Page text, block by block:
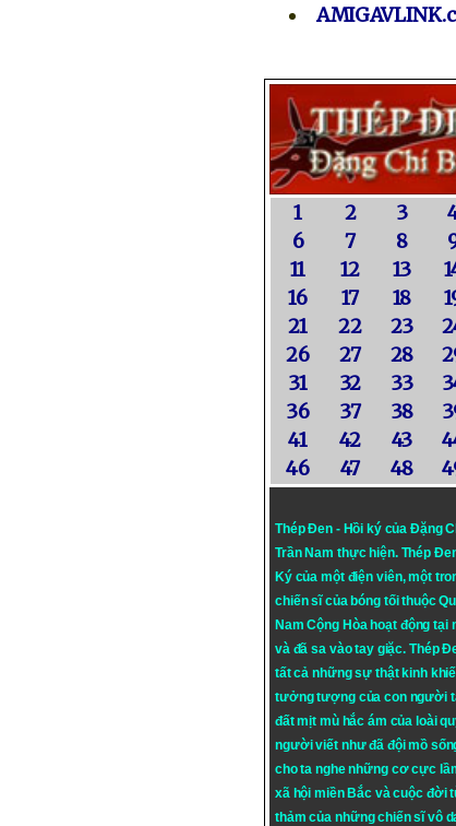
1 2 3
6
7 8
11
12 13
16
17 18
21
22 23
26
27 28
31
32 33
36
37 38
41
42 43
46
47 48
Thép Đen - Hồi ký của Đặng
Trần Nam thực hiện. Thép
Ký của một điện viên, một
chiến sĩ của bóng tối thuộc
Nam Cộng Hòa hoạt động tại
và đã sa vào tay giặc. Thép
tất cả những sự thật kinh
tưởng tượng của con người
đất mịt mù hắc ám của loài
người viết như đã đội mồ
cho ta nghe những cơ cực
xã hội miền Bắc và cuộc đời
thảm của những chiến sĩ vô